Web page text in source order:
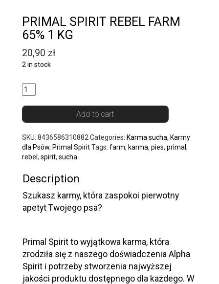
PRIMAL SPIRIT REBEL FARM
65% 1 KG
20,90 zł
2 in stock
Add to cart
SKU: 8436586310882 Categories: Karma sucha, Karmy
dla Psów, Primal SpiritTags: farm, karma, pies, primal ,
rebel , spirit, sucha
Description
Szukasz karmy, która zaspokoi pierwotny
apetyt Twojego psa?
Primal Spirit to wyjątkowa karma, która
zrodziła się z naszego doświadczenia Alpha
Spirit i potrzeby stworzenia najwyższej
jakości produktu dostępnego dla każdego. W